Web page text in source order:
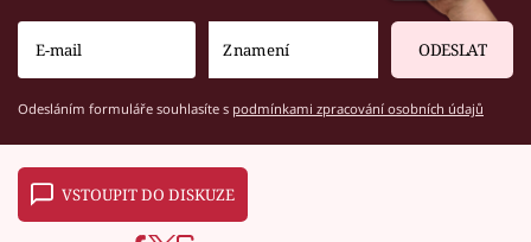
ODESLAT
Odesláním formuláře souhlasíte s podmínkami zpracování osobních údajů
VSTOUPIT DO DISKUZE